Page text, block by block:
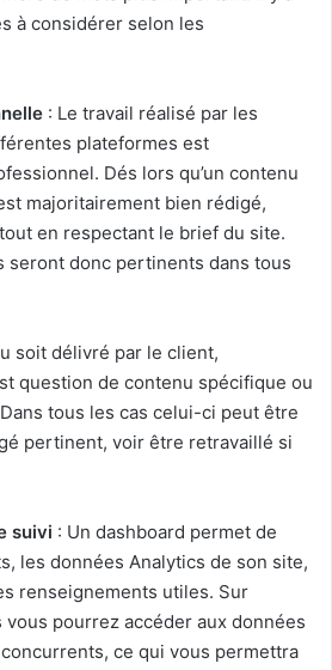
à considérer selon les
: Le travail réalisé par les
plateformes est
Dés lors qu’un contenu
majoritairement bien rédigé,
en respectant le brief du site.
seront donc pertinents dans tous
soit délivré par le client,
question de contenu spécifique ou
tous les cas celui-ci peut être
pertinent, voir être retravaillé si
suivi : Un dashboard permet de
les données Analytics de son site,
renseignements utiles. Sur
pourrez accéder aux données
ce qui vous permettra